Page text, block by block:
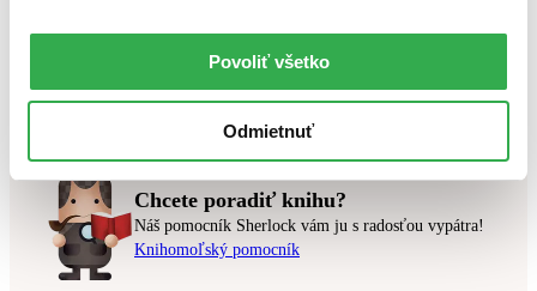
Povoliť všetko
Odmietnuť
Použité filtre
pripravované
Nebol nájdenýžiadny titulvyhovujúci zadaným podmienkam.
Chcete poradiť knihu?
Náš pomocník Sherlock vám ju s radosťou vypátra!
Knihomoľský pomocník